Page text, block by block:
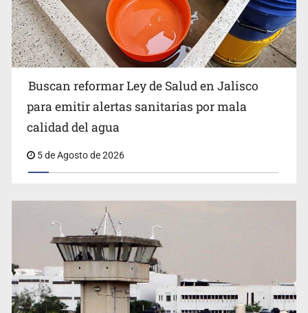
Citarían a Medrano si persiste falta de diálogo con
vecinos de Mirador San Isidro
Buscan reformar Ley de Salud en Jalisco
para emitir alertas sanitarias por mala
calidad del agua
5 de Agosto de 2026